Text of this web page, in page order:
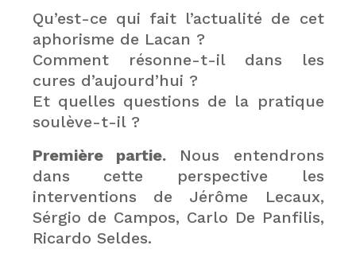
Qu’est-ce qui fait l’actualité de cet
aphorisme de Lacan ?
Comment résonne-t-il dans les
cures d’aujourd’hui ?
Et quelles questions de la pratique
soulève-t-il ?
Première partie.Nous entendrons
dans cette perspective les
interventions de Jérôme Lecaux,
Sérgio de Campos, Carlo De Panfilis,
Ricardo Seldes.